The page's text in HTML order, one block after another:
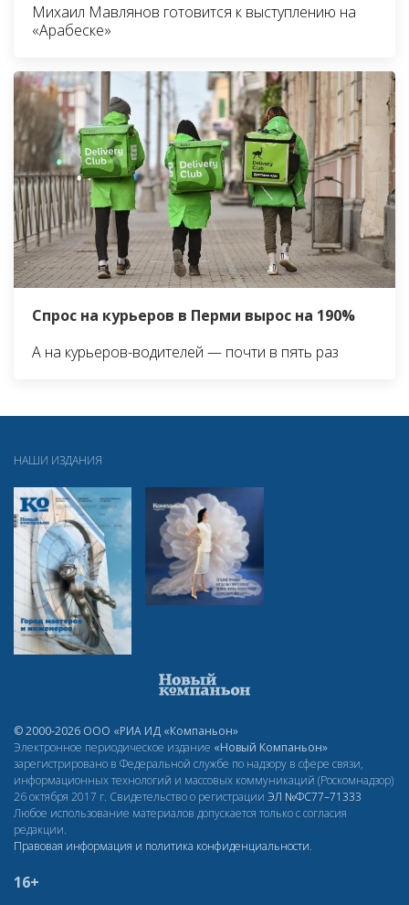
Михаил Мавлянов готовится к выступлению на
«Арабеске»
Спрос на курьеров в Перми вырос на 190%
А на курьеров-водителей — почти в пять раз
НАШИ ИЗДАНИЯ
© 2000-2026 ООО «РИА ИД «Компаньон»
Электронное периодическое издание «Новый Компаньон»
зарегистрировано в Федеральной службе по надзору в сфере связи,
информационных технологий и массовых коммуникаций (Роскомнадзор)
26 октября 2017 г. Свидетельство о регистрации ЭЛ №ФС77–71333
Любое использование материалов допускается только с согласия
редакции.
Правовая информация и политика конфиденциальности.
16+